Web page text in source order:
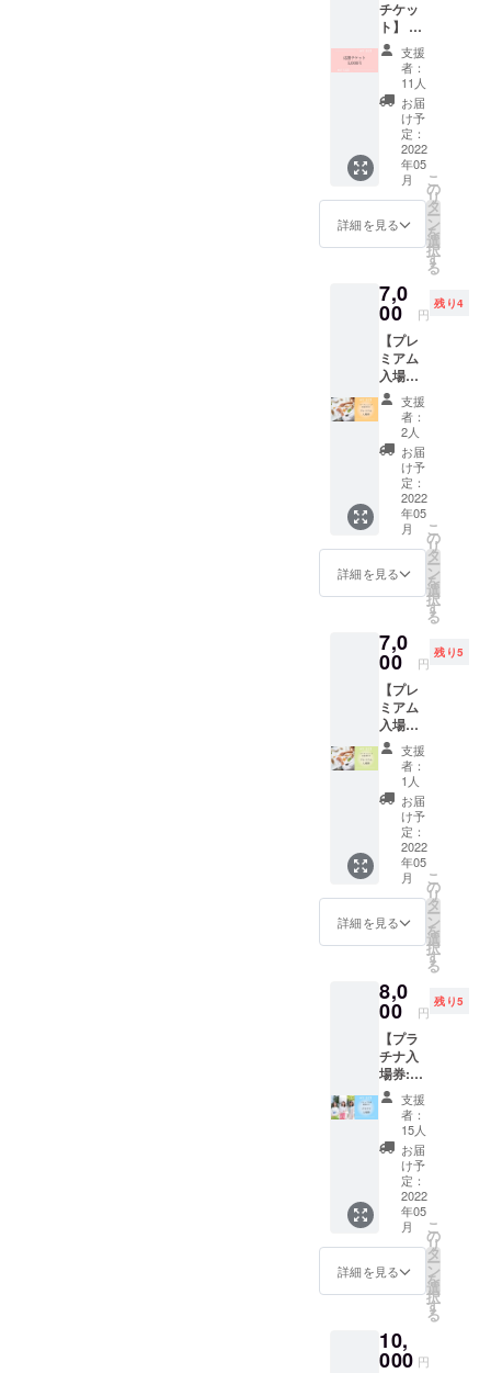
チケッ
ト】 こ
のイベ
ントを
応援し
たい！
とうい
う方向
けのリ
ターン
です。
＜画像
付きお
礼メー
ル＞を
しま
す。 遠
方の方
や当日
会場に
来られ
ない方
も ぜひ
応援の
力でイ
ベント
を盛り
上げて
くださ
ると嬉
しいで
す。
支援
者：
11人
お届
け予
定：
2022
年05
月
詳細を見る
こ
の
リ
タ
ー
ン
を
選
択
す
る
7,0
00 円
残り4
【プレ
ミアム
入場券
(入場券
＋ワー
ショッ
プ参加
券付き)
5/8（日
12:30〜
13:30開
催！み
つろう
ショッ
プ参加
券１枚
こちら
のチ
ケット
は
10:30~
入場可
能で
す。
ファッ
ション
ショー
、トー
クイベ
ントな
くださ
い。
支援
者：
2人
お届
け予
定：
2022
年05
月
詳細を見る
こ
の
リ
タ
ー
ン
を
選
択
す
る
7,0
00 円
残り5
【プレ
ミアム
入場券
(入場券
＋ワー
ショッ
プ参加
券付き)
5/8（日
15:00〜
16:00開
催！み
つろう
ショッ
プ参加
券１枚
こちら
のチ
ケット
は
10:30~
入場可
能で
す。
ファッ
ション
ショー
、トー
クイベ
ントな
くださ
い。
支援
者：
1人
お届
け予
定：
2022
年05
月
詳細を見る
こ
の
リ
タ
ー
ン
を
選
択
す
る
8,0
00 円
残り5
【プラ
チナ入
場券:ス
ナップ
写真撮
影＋入
場券付
き】
8,000円
▶︎5/8
10:30~
17:00ま
でのお
好きな
時間に
ご来
さい。
政治家
支援
者：
15人
お届
け予
定：
2022
年05
月
詳細を見る
こ
の
リ
タ
ー
ン
を
選
択
す
る
10,
000 円